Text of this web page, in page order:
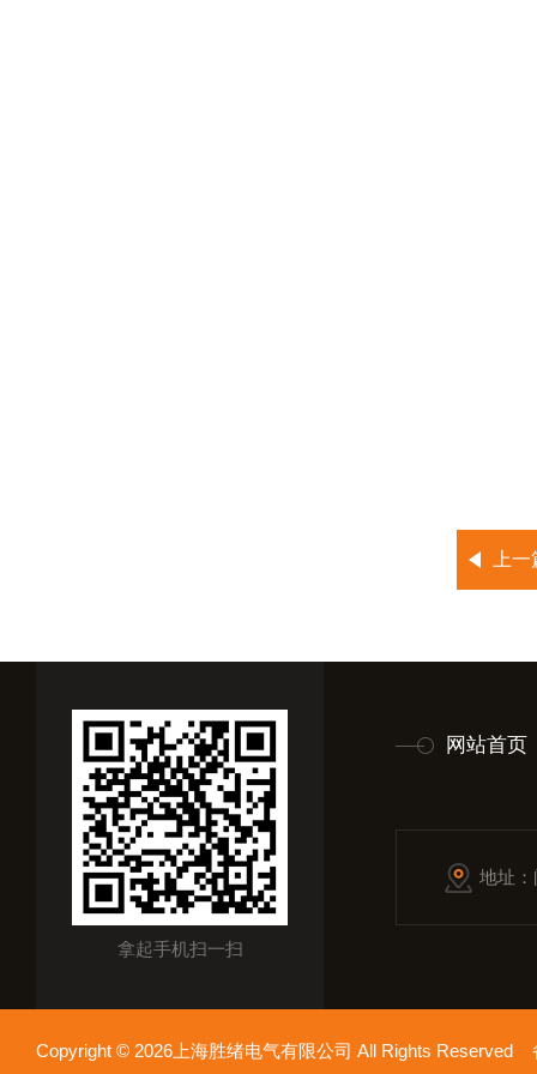
上
拿起手机扫一扫
网站首页
地址
Copyright © 2026上海胜绪电气有限公司 All Rights Reserved